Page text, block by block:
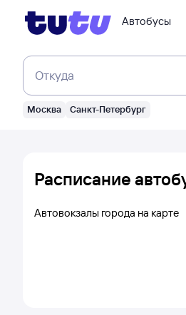
Автобусы
Откуда
Москва Санкт-Петербург
Расписание
Автовокзалы города на карте